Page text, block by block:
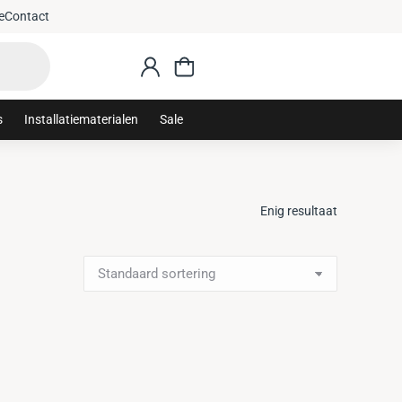
Contact
Installatiematerialen Sale
Enig resultaat